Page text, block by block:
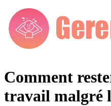
Comment
travail malgré